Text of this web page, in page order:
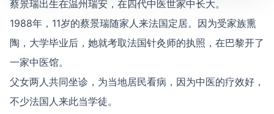
蔡景瑞出生在温州瑞安，在四代中医世家中长大。
1988年，11岁的蔡景瑞随家人来法国定居。因为受家族熏
陶，大学毕业后，她就考取法国针灸师的执照，在巴黎开了
一家中医馆。
父女两人共同坐诊，为当地居民看病，因为中医的疗效好，
不少法国人来此当学徒。